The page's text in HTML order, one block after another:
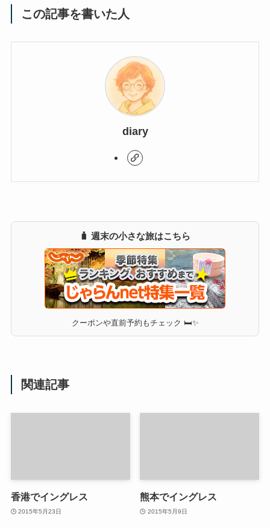
この記事を書いた人
diary
🧳 週末の小さな旅はこちら
クーポンや直前予約もチェック 🛏✨
関連記事
香港でイングレス
2015年5月23日
熊本でイングレス
2015年5月9日